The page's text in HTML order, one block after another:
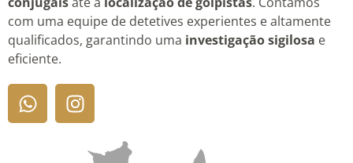
com uma equipe de detetives experientes e altamente
qualificados, garantindo uma investigação sigilosa e
eficiente.